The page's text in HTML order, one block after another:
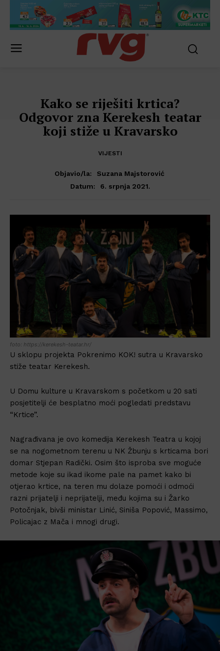
Kako se riješiti krtica?
Odgovor zna Kerekesh teatar
koji stiže u Kravarsko
VIJESTI
Objavio/la:
Suzana Majstorović
Datum:
6. srpnja 2021.
foto: https://kerekesh-teatar.hr/
U sklopu projekta Pokrenimo KOK! sutra u Kravarsko
stiže teatar Kerekesh.
U Domu kulture u Kravarskom s početkom u 20 sati
posjetitelji će besplatno moći pogledati predstavu
“Krtice”.
Nagrađivana je ovo komedija Kerekesh Teatra u kojoj
se na nogometnom terenu u NK Žbunju s krticama bori
domar Stjepan Radički. Osim što isproba sve moguće
metode koje su ikad ikome pale na pamet kako bi
otjerao krtice, na teren mu dolaze pomoći i odmoći
razni prijatelji i neprijatelji, među kojima su i Žarko
Potočnjak, bivši ministar Linić, Siniša Popović, Massimo,
Policajac z Mača i mnogi drugi.